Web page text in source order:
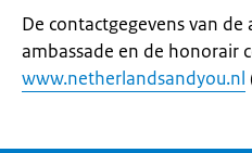
De contactgegevens van
ambassade en de honorair
www.netherlandsandyou.nl